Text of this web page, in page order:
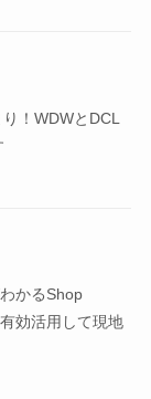
！WDWとDCL
かるShop
効活用して現地